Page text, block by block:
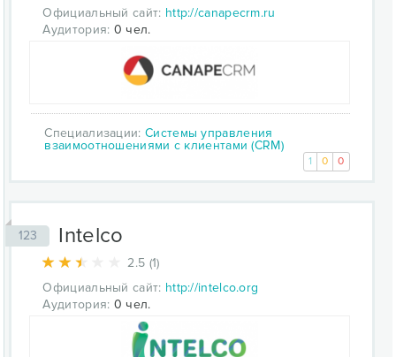
Официальный сайт: http://canapecrm.ru
Аудитория: 0 чел.
Специализации: Системы управления
взаимоотношениями с клиентами (CRM)
1 0 0
123 Intelco
2.5 (1)
Официальный сайт: http://intelco.org
Аудитория: 0 чел.